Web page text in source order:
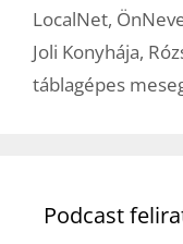
LocalNet,
Joli Konyhája,
táblagépes
Podcast